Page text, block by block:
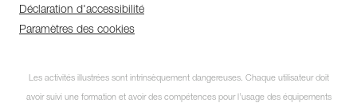
Déclaration d'accessibilité
Paramètres des cookies
Les activités illustrées sont intrinsèquement dangereuses. Chaque utilisateur doit
avoir suivi une formation et avoir des compétences pour l’usage des équipements